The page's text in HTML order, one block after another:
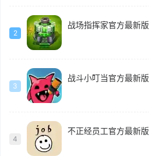
2
战场指挥家官方最新版
3
战斗小叮当官方最新版
4
不正经员工官方最新版